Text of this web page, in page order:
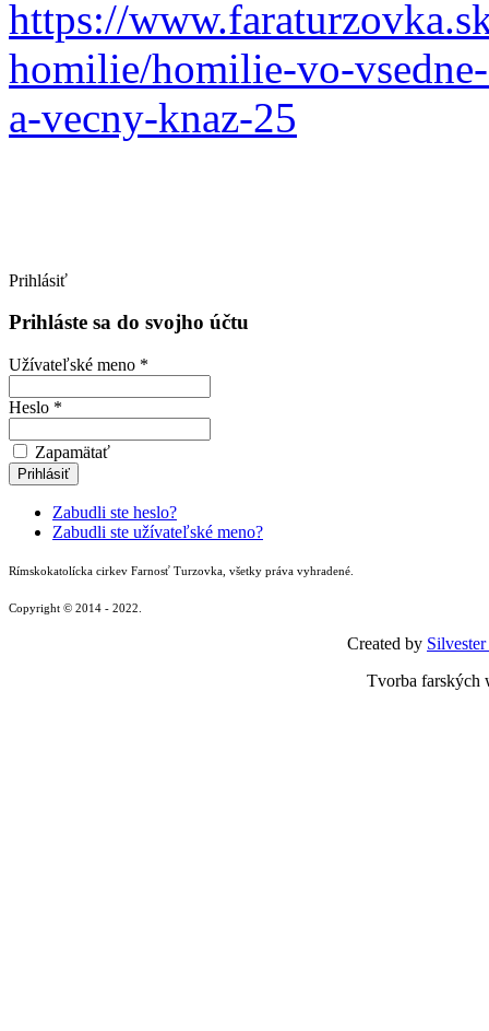
https://
homilie/homilie-vo-
a-vecny-knaz-25
Prihlásiť
Prihláste sa do svojho účtu
Užívateľské meno *
Heslo *
Zapamätať
Zabudli ste heslo?
Zabudli ste užívateľské meno?
Rímskokatolícka cirkev Farnosť Turzovka, všetky práva vyhradené.
Copyright © 2014 - 2022.
Created by
Tvorba farských